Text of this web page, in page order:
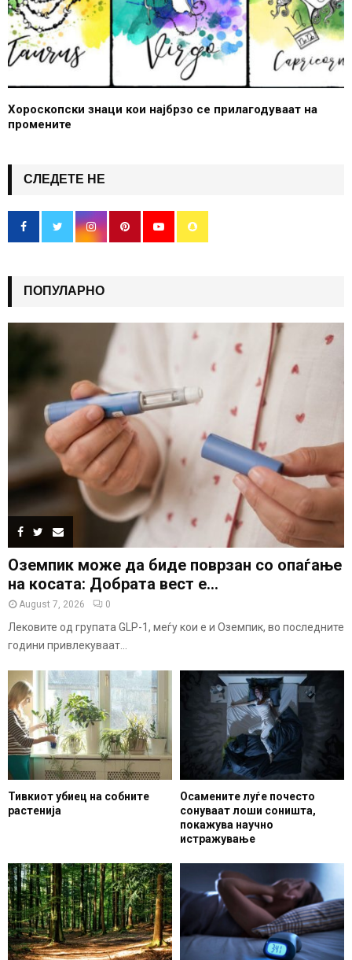
Хороскопски знаци кои најбрзо се прилагодуваат на
промените
СЛЕДЕТЕ НЕ
ПОПУЛАРНО
Оземпик може да биде поврзан со опаѓање
на косата: Добрата вест е...
August 7, 2026 0
Лековите од групата GLP-1, меѓу кои е и Оземпик, во последните
години привлекуваат...
Тивкиот убиец на собните
растенија
Осамените луѓе почесто
сонуваат лоши соништа,
покажува научно
истражување